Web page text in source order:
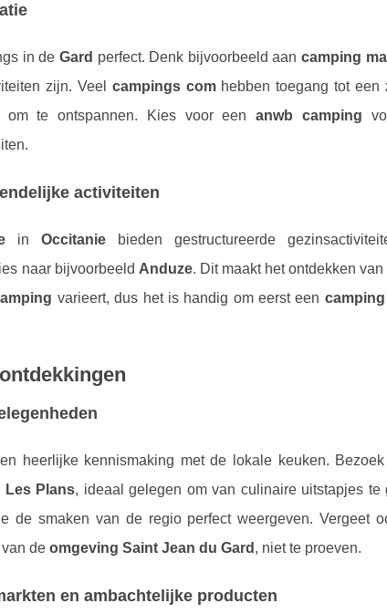
in de Gard perfect. Denk bijvoorbeeld aancamping
zijn. Veel campings comhebben toegang tot een
om te ontspannen. Kies voor eenanwb camping
activiteiten
in Occitanie bieden gestructureerde
naar bijvoorbeeld Anduze. Dit maakt het ontdekken van
varieert, dus het is handig om eerst een
heerlijke kennismaking met de lokale keuken.
Les Plans, ideaal gelegen om van culinaire uitstapjes te
de smaken van de regio perfect weergeven. Vergeet
de omgeving Saint Jean du Gard , niet te proeven.
en ambachtelijke producten